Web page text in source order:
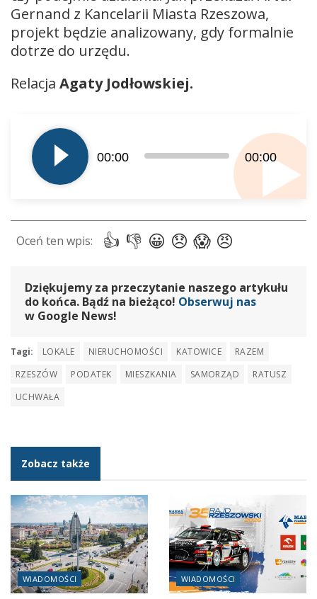
Gernand z Kancelarii Miasta Rzeszowa,
projekt będzie analizowany, gdy formalnie
dotrze do urzędu.
Relacja Agaty Jodłowskiej.
plików
dźwiękowych
00:00 00:00
Dziękujemy za przeczytanie naszego artykułu
do końca. Bądź na bieżąco! Obserwuj nas
w Google News!
Tagi: LOKALE NIERUCHOMOŚCI KATOWICE
RAZEM
RZESZÓW
PODATEK MIESZKANIA SAMORZĄD
RATUSZ
UCHWAŁA
Zobacz także
WIADOMOŚCI WIADOMOŚCI